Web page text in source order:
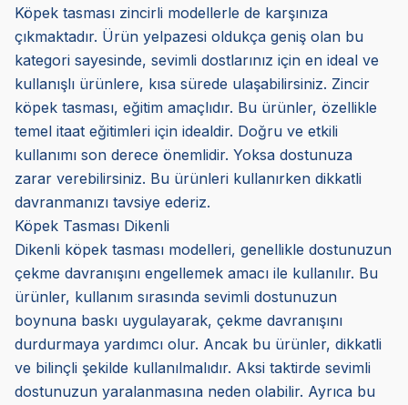
Köpek tasması zincirli modellerle de karşınıza
çıkmaktadır. Ürün yelpazesi oldukça geniş olan bu
kategori sayesinde, sevimli dostlarınız için en ideal ve
kullanışlı ürünlere, kısa sürede ulaşabilirsiniz. Zincir
köpek tasması, eğitim amaçlıdır. Bu ürünler, özellikle
temel itaat eğitimleri için idealdir. Doğru ve etkili
kullanımı son derece önemlidir. Yoksa dostunuza
zarar verebilirsiniz. Bu ürünleri kullanırken dikkatli
davranmanızı tavsiye ederiz.
Köpek Tasması Dikenli
Dikenli köpek tasması modelleri, genellikle dostunuzun
çekme davranışını engellemek amacı ile kullanılır. Bu
ürünler, kullanım sırasında sevimli dostunuzun
boynuna baskı uygulayarak, çekme davranışını
durdurmaya yardımcı olur. Ancak bu ürünler, dikkatli
ve bilinçli şekilde kullanılmalıdır. Aksi taktirde sevimli
dostunuzun yaralanmasına neden olabilir. Ayrıca bu